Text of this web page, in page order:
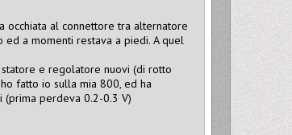
occhiata al connettore tra alternatore
a momenti restava a piedi. A quel
e regolatore nuovi (di rotto
fatto io sulla mia 800, ed ha
(prima perdeva 0.2-0.3 V)